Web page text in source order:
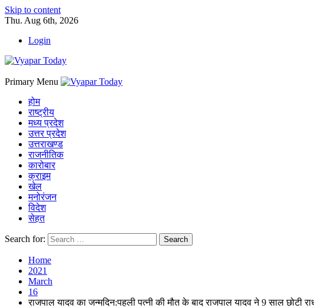
Skip to content
Thu. Aug 6th, 2026
Login
Primary Menu
होम
राष्ट्रीय
मध्य प्रदेश
उत्तर प्रदेश
उत्तराखण्ड
राजनीतिक
कारोबार
क्राइम
खेल
मनोरंजन
विदेश
सेहत
Search for:
Home
2021
March
16
राजपाल यादव का जन्मदिन:पहली पत्नी की मौत के बाद राजपाल यादव ने 9 साल छोटी